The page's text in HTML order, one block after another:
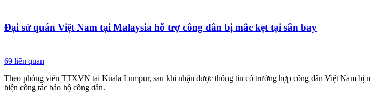
Đại sứ quán Việt Nam tại Malaysia hỗ trợ công dân bị mắc kẹt tại sân bay
69 liên quan
Theo phóng viên TTXVN tại Kuala Lumpur, sau khi nhận được thông tin có trường hợp công dân Việt Nam
hiện công tác bảo hộ công dân.